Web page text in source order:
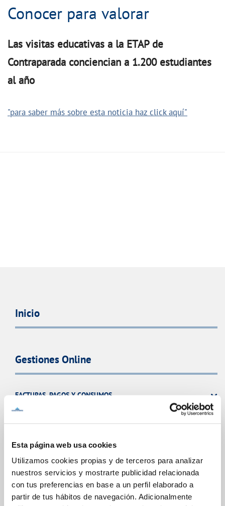
Esta página web usa cookies
Utilizamos cookies propias y de terceros para analizar
nuestros servicios y mostrarte publicidad relacionada
con tus preferencias en base a un perfil elaborado a
partir de tus hábitos de navegación. Adicionalmente
Conocer para valorar
Las visitas educativas a la ETAP de
Contraparada conciencian a 1.200 estudiantes
al año
"para saber más sobre esta noticia haz click aquí"
Inicio
Gestiones Online
FACTURAS, PAGOS Y CONSUMOS
CONTRATOS
INCIDENCIAS
TODAS LAS GESTIONES
OTRAS GESTIONES